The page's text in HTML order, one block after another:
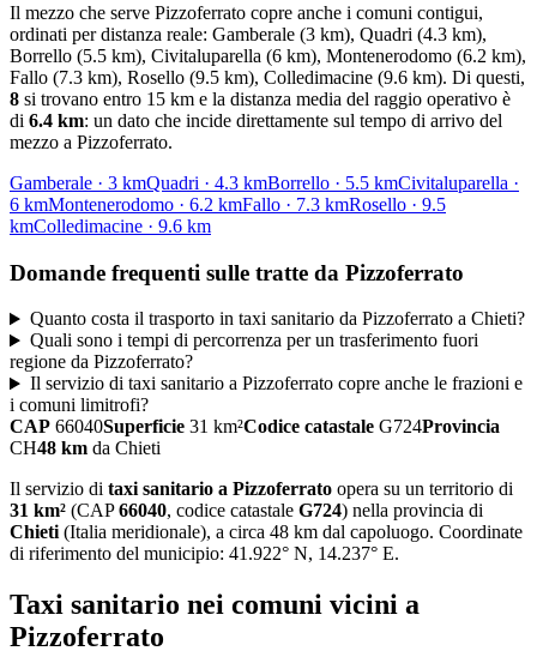
Il mezzo che serve Pizzoferrato copre anche i comuni contigui,
ordinati per distanza reale: Gamberale (3 km), Quadri (4.3 km),
Borrello (5.5 km), Civitaluparella (6 km), Montenerodomo (6.2 km),
Fallo (7.3 km), Rosello (9.5 km), Colledimacine (9.6 km). Di questi,
8 si trovano entro 15 km e la distanza media del raggio operativo è
di 6.4 km: un dato che incide direttamente sul tempo di arrivo del
mezzo a Pizzoferrato.
Gamberale · 3 kmQuadri · 4.3 kmBorrello · 5.5 kmCivitaluparella ·
6 kmMontenerodomo · 6.2 kmFallo · 7.3 kmRosello · 9.5
kmColledimacine · 9.6 km
Domande frequenti sulle tratte da Pizzoferrato
Quanto costa il trasporto in taxi sanitario da Pizzoferrato a Chieti?
Quali sono i tempi di percorrenza per un trasferimento fuori
regione da Pizzoferrato?
Il servizio di taxi sanitario a Pizzoferrato copre anche le frazioni e
i comuni limitrofi?
CAP 66040Superficie 31 km²Codice catastale G724Provincia
CH48 km da Chieti
Il servizio di taxi sanitario a Pizzoferrato opera su un territorio di
31 km² (CAP66040, codice catastale G724) nella provincia di
Chieti (Italia meridionale), a circa 48 km dal capoluogo. Coordinate
di riferimento del municipio: 41.922° N, 14.237° E.
Taxi sanitario nei comuni vicini a
Pizzoferrato